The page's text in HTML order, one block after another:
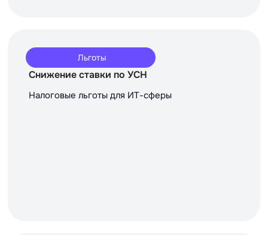
Льготы
Снижение ставки по УСН
Налоговые льготы для ИТ-сферы